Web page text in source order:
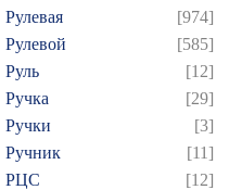
Рулевая
[974]
Рулевой
[585]
Руль
[12]
Ручка
[29]
Ручки
[3]
Ручник
[11]
РЦC
[12]